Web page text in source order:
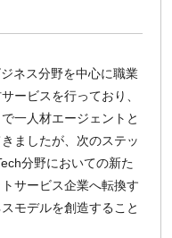
ネス分野を中心に職業
ービスを行っており、
一人材エージェントと
ましたが、次のステッ
分野においての新た
サービス企業へ転換す
モデルを創造すること